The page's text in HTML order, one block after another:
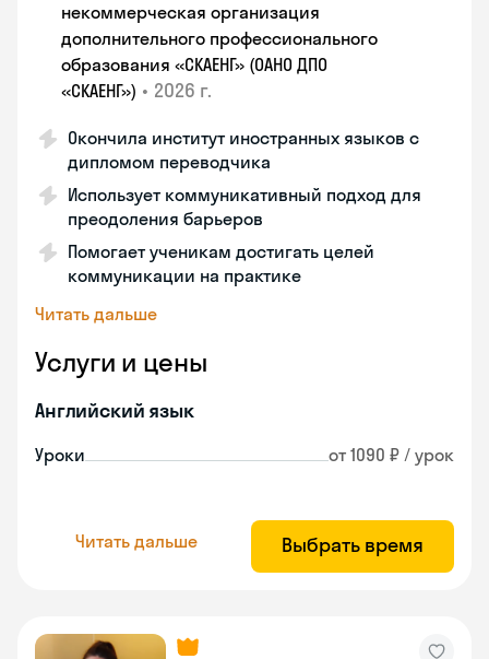
некоммерческая организация
дополнительного профессионального
образования «СКАЕНГ» (ОАНО ДПО
«СКАЕНГ») • 2026 г.
Окончила институт иностранных языков с
дипломом переводчика
Использует коммуникативный подход для
преодоления барьеров
Помогает ученикам достигать целей
коммуникации на практике
Читать дальше
Услуги и цены
Английский язык
Уроки от 1090 ₽ / урок
Читать дальше Выбрать время